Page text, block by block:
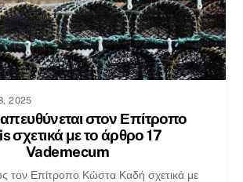
2025
στον Επίτροπο
σχετικά με το άρθρο 17
Vademecum
τον Επίτροπο Κώστα Καδή σχετικά με